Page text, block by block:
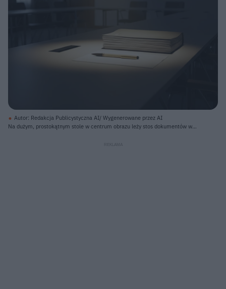
Autor: Redakcja Publicystyczna AI/ Wygenerowane przez AI
Na dużym, prostokątnym stole w centrum obrazu leży stos dokumentów w
są wyraźnie oświetlone ciepłym, żółtym światłem pochodzącym z lampy